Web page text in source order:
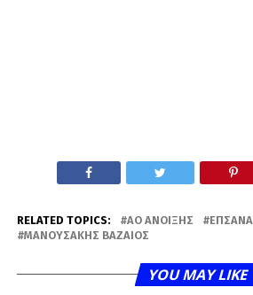
RELATED TOPICS: ΑΟ ΆΝΟΙΞΗΣ
ΕΠΣΑΝΑ
ΜΑΝΟΥΣΆΚΗΣ ΒΑΖΑΊΟΣ
YOU MAY LIKE